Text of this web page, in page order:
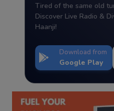
Tired of the same old
Discover Live Radio &
Haanji!
Download from
Google Play